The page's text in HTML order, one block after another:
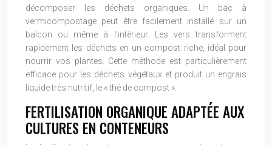
décomposer les déchets organiques. Un bac à
vermicompostage peut être facilement installé sur un
balcon ou même à l’intérieur. Les vers transforment
rapidement les déchets en un compost riche, idéal pour
nourrir vos plantes. Cette méthode est particulièrement
efficace pour les déchets végétaux et produit un engrais
liquide très nutritif, le « thé de compost ».
FERTILISATION ORGANIQUE ADAPTÉE AUX
CULTURES EN CONTENEURS